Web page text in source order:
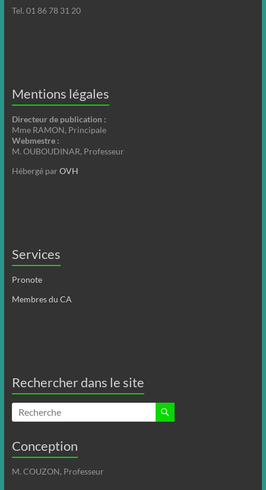
Tel. 01 86 78 31 20
Mentions légales
Directeur de publication :
Mme RAMON, Principale
Webmestre :
M. OUBOUDINAR, Professeur
Hébergé par OVH
Services
Pronote
Membres du CA
Rechercher dans le site
Conception
M. COUZON, Professeur